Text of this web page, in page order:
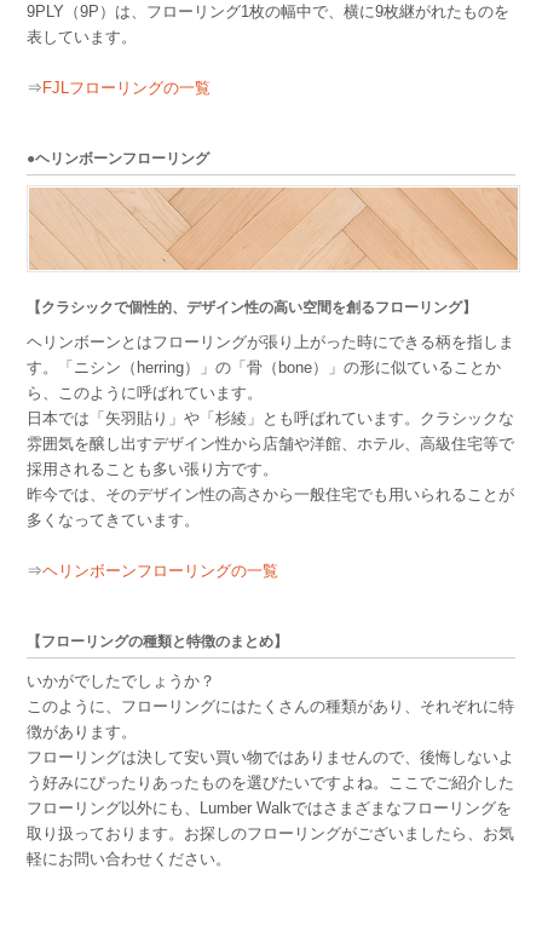
9PLY（9P）は、フローリング1枚の幅中で、横に9枚継がれたものを
表しています。
⇒ FJLフローリングの一覧
●ヘリンボーンフローリング
【クラシックで個性的、デザイン性の高い空間を創るフローリング】
ヘリンボーンとはフローリングが張り上がった時にできる柄を指しま
す。「ニシン（herring）」の「骨（bone）」の形に似ていることか
ら、このように呼ばれています。
日本では「矢羽貼り」や「杉綾」とも呼ばれています。クラシックな
雰囲気を醸し出すデザイン性から店舗や洋館、ホテル、高級住宅等で
採用されることも多い張り方です。
昨今では、そのデザイン性の高さから一般住宅でも用いられることが
多くなってきています。
⇒ヘリンボーンフローリングの一覧
【フローリングの種類と特徴のまとめ】
いかがでしたでしょうか？
このように、フローリングにはたくさんの種類があり、それぞれに特
徴があります。
フローリングは決して安い買い物ではありませんので、後悔しないよ
う好みにぴったりあったものを選びたいですよね。ここでご紹介した
フローリング以外にも、Lumber Walkではさまざまなフローリングを
取り扱っております。お探しのフローリングがございましたら、お気
軽にお問い合わせください。